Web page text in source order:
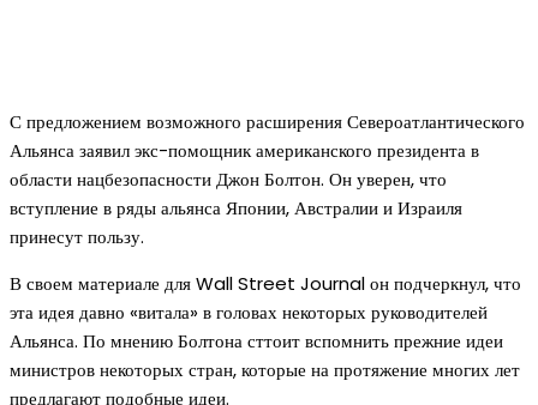
С предложением возможного расширения Североатлантического
Альянса заявил экс-помощник американского президента в
области нацбезопасности Джон Болтон. Он уверен, что
вступление в ряды альянса Японии, Австралии и Израиля
принесут пользу.
В своем материале для Wall Street Journal он подчеркнул, что
эта идея давно «витала» в головах некоторых руководителей
Альянса. По мнению Болтона сттоит вспомнить прежние идеи
министров некоторых стран, которые на протяжение многих лет
предлагают подобные идеи.